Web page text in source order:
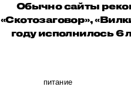
Обычно сайты
«Скотозаговор»,
году исполнилось 6
питание